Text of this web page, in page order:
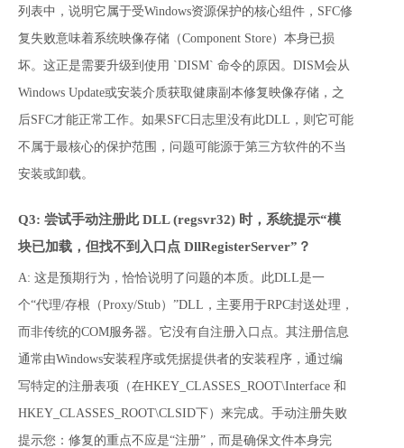
列表中，说明它属于受Windows资源保护的核心组件，SFC修
复失败意味着系统映像存储（Component Store）本身已损
坏。这正是需要升级到使用 `DISM` 命令的原因。DISM会从
Windows Update或安装介质获取健康副本修复映像存储，之
后SFC才能正常工作。如果SFC日志里没有此DLL，则它可能
不属于最核心的保护范围，问题可能源于第三方软件的不当
安装或卸载。
Q3: 尝试手动注册此 DLL (regsvr32) 时，系统提示“模
块已加载，但找不到入口点 DllRegisterServer”？
A: 这是预期行为，恰恰说明了问题的本质。此DLL是一
个“代理/存根（Proxy/Stub）”DLL，主要用于RPC封送处理，
而非传统的COM服务器。它没有自注册入口点。其注册信息
通常由Windows安装程序或凭据提供者的安装程序，通过编
写特定的注册表项（在HKEY_CLASSES_ROOT\Interface 和
HKEY_CLASSES_ROOT\CLSID下）来完成。手动注册失败
提示您：修复的重点不应是“注册”，而是确保文件本身完